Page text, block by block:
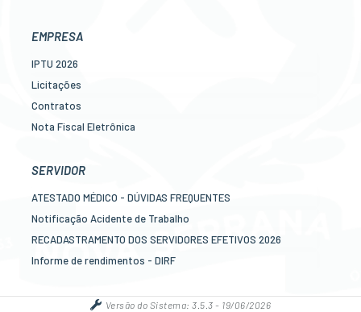
Legislação
EMPRESA
IPTU 2026
Licitações
Contratos
Nota Fiscal Eletrônica
Transparência
SERVIDOR
ATESTADO MÉDICO - DÚVIDAS FREQUENTES
Notificação Acidente de Trabalho
RECADASTRAMENTO DOS SERVIDORES EFETIVOS 2026
Informe de rendimentos - DIRF
Mais serviços online para o servidor
Versão do Sistema:3.5.3 - 19/06/2026